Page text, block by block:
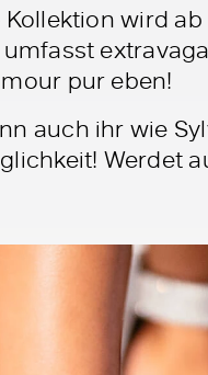
Kollektion wird
umfasst
pur eben!
auch ihr wie
Werdet